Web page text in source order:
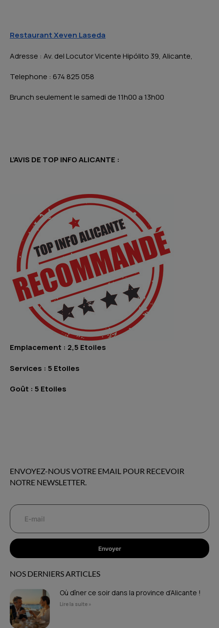
Restaurant Xeven Laseda
Adresse : Av. del Locutor Vicente Hipólito 39, Alicante,
Telephone : 674 825 058
Brunch seulement le samedi de 11h00 a 13h00
L’AVIS DE TOP INFO ALICANTE :
Emplacement : 2,5 Etoiles
Services : 5 Etoiles
Goût : 5 Etoiles
ENVOYEZ-NOUS VOTRE EMAIL POUR RECEVOIR
NOTRE NEWSLETTER.
Envoyer
NOS DERNIERS ARTICLES
Où dîner ce soir dans la province d’Alicante !
Lire la suite »